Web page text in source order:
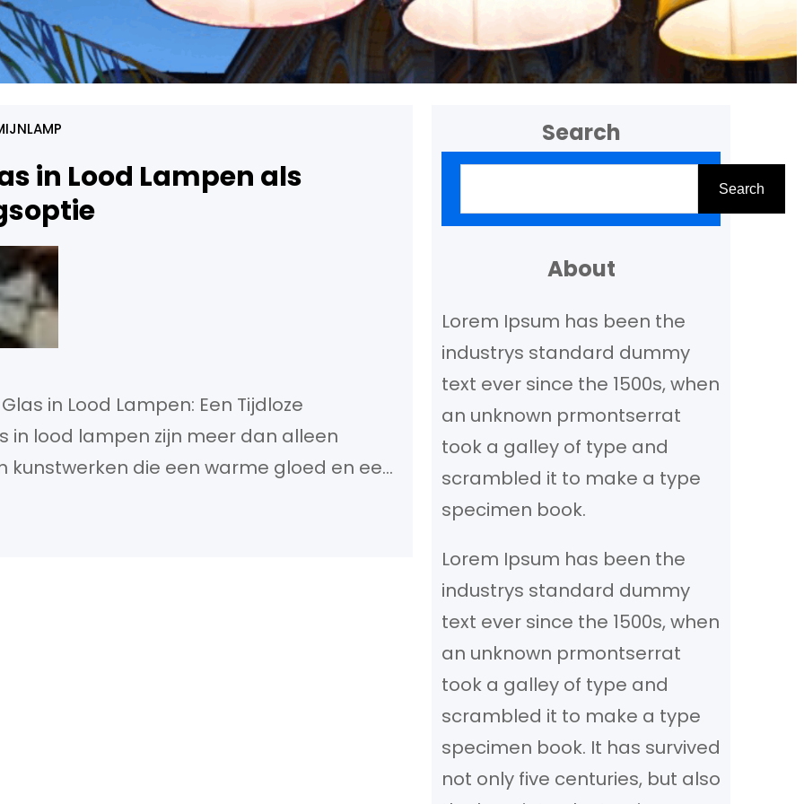
in Lood Lampen als
in Lood Lampen: Een Tijdloze
in lood lampen zijn meer dan alleen
kunstwerken die een warme gloed en een
glas in lood lampen een tijdloze
Search
e
n
Search
About
Lorem Ipsum has been the
industrys standard dummy
text ever since the 1500s, when
an unknown prmontserrat
took a galley of type and
scrambled it to make a type
specimen book.
Lorem Ipsum has been the
industrys standard dummy
text ever since the 1500s, when
an unknown prmontserrat
took a galley of type and
scrambled it to make a type
specimen book. It has survived
not only five centuries, but also